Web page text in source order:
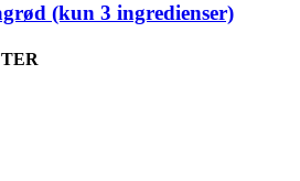
(kun 3 ingredienser)